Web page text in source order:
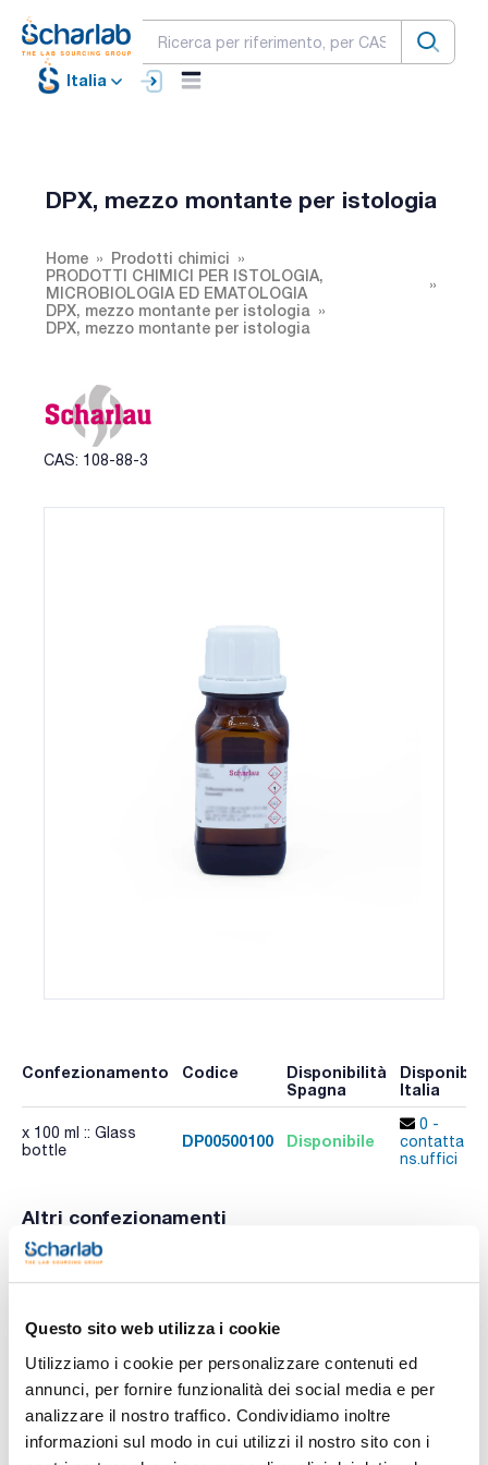
Questo sito web utilizza i cookie
Utilizziamo i cookie per personalizzare contenuti ed
annunci, per fornire funzionalità dei social media e per
analizzare il nostro traffico. Condividiamo inoltre
informazioni sul modo in cui utilizzi il nostro sito con i
Italia
DPX, mezzo montante per istologia
Home
Prodotti chimici
PRODOTTI CHIMICI PER ISTOLOGIA,
MICROBIOLOGIA ED EMATOLOGIA
DPX, mezzo montante per istologia
DPX, mezzo montante per istologia
CAS: 108-88-3
Confezionamento Codice
Disponibilità
Spagna
Italia
x 100 ml :: Glass
bottle
DP00500100 Disponibile
0 -
contatta i
ns.uffici
Altri confezionamenti
Confezionamento
bottle